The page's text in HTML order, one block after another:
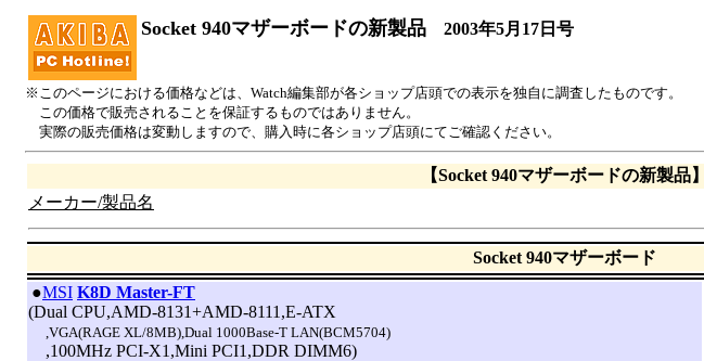
Socket 940マザーボードの新製品 2003年5月17日号
※このページにおける価格などは、Watch編集部が各ショップ店頭での表示を独自に調査したものです。
この価格で販売されることを保証するものではありません。
実際の販売価格は変動しますので、購入時に各ショップ店頭にてご確認ください。
【Socket 940マザーボードの新製品】
メーカー/製品名
Socket 940マザーボード
●MSI K8D Master-FT
(Dual CPU,AMD-8131+AMD-8111,E-ATX
,VGA(RAGE XL/8MB),Dual 1000Base-T LAN(BCM5704)
,100MHz PCI-X1,Mini PCI1,DDR DIMM6)